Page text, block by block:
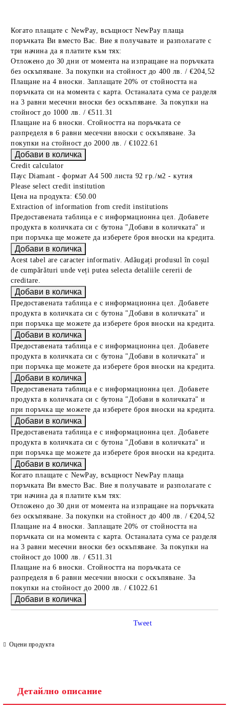
Когато плащате с NewPay, всъщност NewPay плаща
поръчката Ви вместо Вас. Вие я получавате и разполагате с
три начина да я платите към тях:
Отложено до 30 дни от момента на изпращане на поръчката
без оскъпяване. За покупки на стойност до 400 лв. / €204,52
Плащане на 4 вноски. Заплащате 20% от стойността на
поръчката си на момента с карта. Останалата сума се разделя
на 3 равни месечни вноски без оскъпяване. За покупки на
стойност до 1000 лв. / €511.31
Плащане на 6 вноски. Стойността на поръчката се
разпределя в 6 равни месечни вноски с оскъпяване. За
покупки на стойност до 2000 лв. / €1022.61
Credit calculator
Паус Diamant - формат А4 500 листа 92 гр./м2 - кутия
Please select credit institution
Цена на продукта: €50.00
Extraction of information from credit institutions
Предоставената таблица е с информационна цел. Добавете
продукта в количката си с бутона "Добави в количката" и
при поръчка ще можете да изберете броя вноски на кредита.
Acest tabel are caracter informativ. Adăugați produsul în coșul
de cumpărături unde veți putea selecta detaliile cererii de
creditare.
Предоставената таблица е с информационна цел. Добавете
продукта в количката си с бутона "Добави в количката" и
при поръчка ще можете да изберете броя вноски на кредита.
Предоставената таблица е с информационна цел. Добавете
продукта в количката си с бутона "Добави в количката" и
при поръчка ще можете да изберете броя вноски на кредита.
Предоставената таблица е с информационна цел. Добавете
продукта в количката си с бутона "Добави в количката" и
при поръчка ще можете да изберете броя вноски на кредита.
Предоставената таблица е с информационна цел. Добавете
продукта в количката си с бутона "Добави в количката" и
при поръчка ще можете да изберете броя вноски на кредита.
Когато плащате с NewPay, всъщност NewPay плаща
поръчката Ви вместо Вас. Вие я получавате и разполагате с
три начина да я платите към тях:
Отложено до 30 дни от момента на изпращане на поръчката
без оскъпяване. За покупки на стойност до 400 лв. / €204,52
Плащане на 4 вноски. Заплащате 20% от стойността на
поръчката си на момента с карта. Останалата сума се разделя
на 3 равни месечни вноски без оскъпяване. За покупки на
стойност до 1000 лв. / €511.31
Плащане на 6 вноски. Стойността на поръчката се
разпределя в 6 равни месечни вноски с оскъпяване. За
покупки на стойност до 2000 лв. / €1022.61
Оцени продукта
Tweet
Детайлно описание